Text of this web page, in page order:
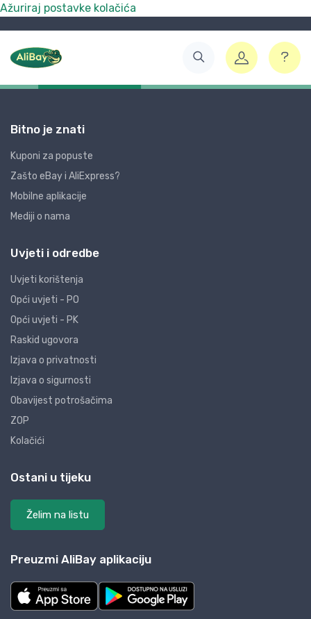
Ažuriraj postavke kolačića
Bitno je znati
Kuponi za popuste
Zašto eBay i AliExpress?
Mobilne aplikacije
Mediji o nama
Uvjeti i odredbe
Uvjeti korištenja
Opći uvjeti - PO
Opći uvjeti - PK
Raskid ugovora
Izjava o privatnosti
Izjava o sigurnosti
Obavijest potrošačima
ZOP
Kolačići
Ostani u tijeku
Želim na listu
Preuzmi AliBay aplikaciju